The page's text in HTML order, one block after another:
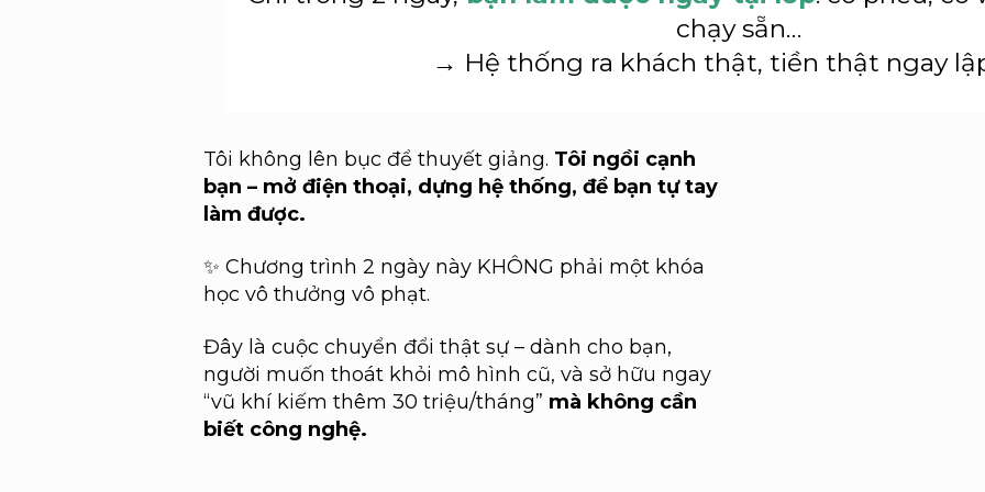
chạy sẵn…
→ Hệ thống ra khách thật, tiền thật ngay
Tôi không lên bục để thuyết giảng. Tôi ngồi cạnh
bạn – mở điện thoại, dựng hệ thống, để bạn tự tay
làm được.
✨ Chương trình 2 ngày này KHÔNG phải một khóa
học vô thưởng vô phạt.
Đây là cuộc chuyển đổi thật sự – dành cho bạn,
người muốn thoát khỏi mô hình cũ, và sở hữu ngay
“vũ khí kiếm thêm 30 triệu/tháng” mà không cần
biết công nghệ.